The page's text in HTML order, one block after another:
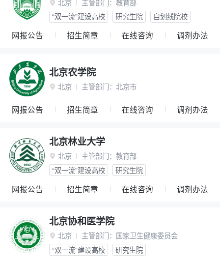
 北京 主管部门： 教育部
“双一流”建设高校
研究生院 自划线院校
网报公告 招生简章 在线咨询 调剂办法
北京农学院
 北京 主管部门： 北京市
网报公告 招生简章 在线咨询 调剂办法
北京林业大学
 北京 主管部门： 教育部
“双一流”建设高校
研究生院
网报公告 招生简章 在线咨询 调剂办法
北京协和医学院
 北京 主管部门： 国家卫生健康委员会
“双一流”建设高校
研究生院